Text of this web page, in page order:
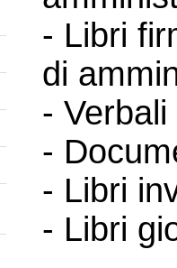
- Libri
di
-
-
- Libri
- Libri